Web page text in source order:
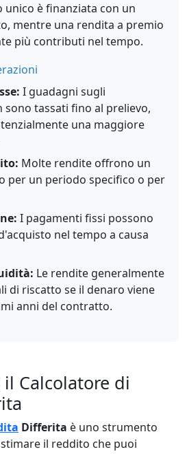
unico è finanziata con un
mentre una rendita a premio
più contributi nel tempo.
I guadagni sugli
sono tassati fino al prelievo,
una maggiore
Molte rendite offrono un
per un periodo specifico o per
I pagamenti fissi possono
nel tempo a causa
Le rendite generalmente
di riscatto se il denaro viene
anni del contratto.
Calcolatore di
Differita è uno strumento
il reddito che puoi